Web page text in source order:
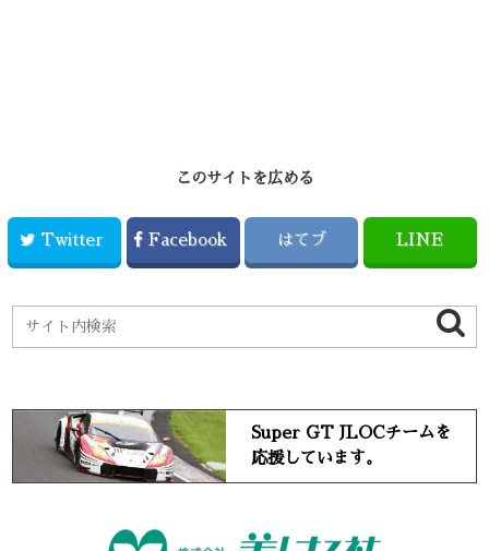
このサイトを広める
Twitter Facebook はてブ LINE
Super GT JLOCチームを
応援しています。